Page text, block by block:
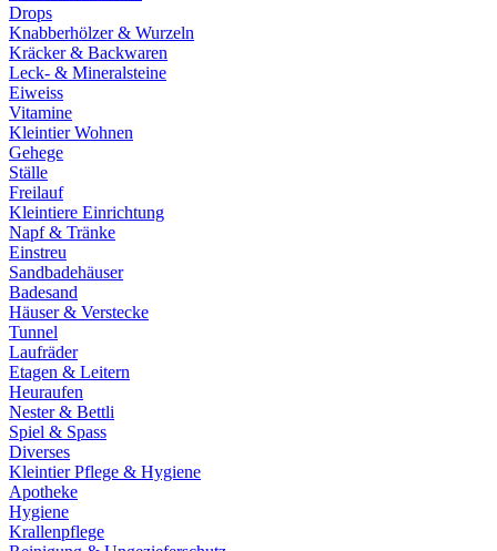
Drops
Knabberhölzer & Wurzeln
Kräcker & Backwaren
Leck- & Mineralsteine
Eiweiss
Vitamine
Kleintier Wohnen
Gehege
Ställe
Freilauf
Kleintiere Einrichtung
Napf & Tränke
Einstreu
Sandbadehäuser
Badesand
Häuser & Verstecke
Tunnel
Laufräder
Etagen & Leitern
Heuraufen
Nester & Bettli
Spiel & Spass
Diverses
Kleintier Pflege & Hygiene
Apotheke
Hygiene
Krallenpflege